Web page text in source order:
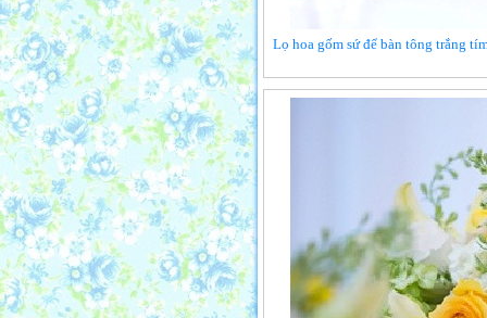
Lọ hoa gốm sứ để bàn tông trắng